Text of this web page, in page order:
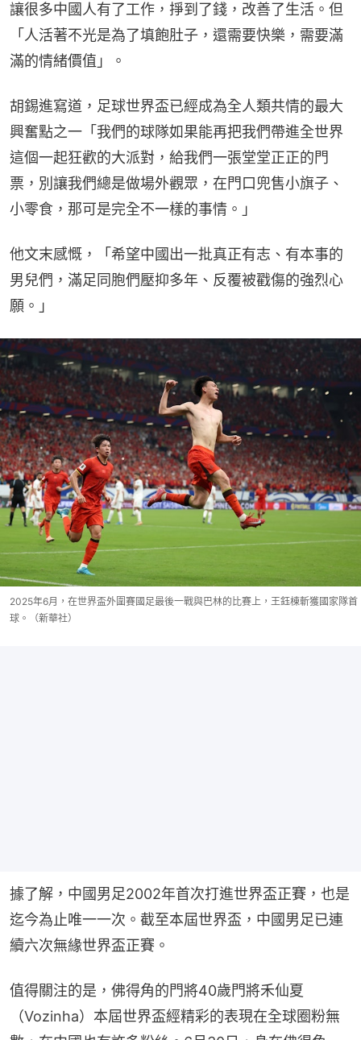
讓很多中國人有了工作，掙到了錢，改善了生活。但
「人活著不光是為了填飽肚子，還需要快樂，需要滿
滿的情緒價值」。
胡錫進寫道，足球世界盃已經成為全人類共情的最大
興奮點之一「我們的球隊如果能再把我們帶進全世界
這個一起狂歡的大派對，給我們一張堂堂正正的門
票，別讓我們總是做場外觀眾，在門口兜售小旗子、
小零食，那可是完全不一樣的事情。」
他文末感慨，「希望中國出一批真正有志、有本事的
男兒們，滿足同胞們壓抑多年、反覆被戳傷的強烈心
願。」
2025年6月，在世界盃外圍賽國足最後一戰與巴林的比賽上，王鈺棟斬獲國家隊首
球。（新華社）
據了解，中國男足2002年首次打進世界盃正賽，也是
迄今為止唯一一次。截至本屆世界盃，中國男足已連
續六次無緣世界盃正賽。
值得關注的是，佛得角的門將40歲門將禾仙夏
（Vozinha）本屆世界盃經精彩的表現在全球圈粉無